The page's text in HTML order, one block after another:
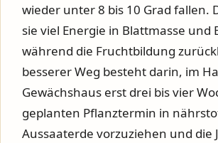
wieder unter 8 bis 10 Grad fallen.
sie viel Energie in Blattmasse und
während die Fruchtbildung
besserer Weg besteht darin, im
Gewächshaus erst drei bis vier
geplanten Pflanztermin in
Aussaaterde vorzuziehen und die